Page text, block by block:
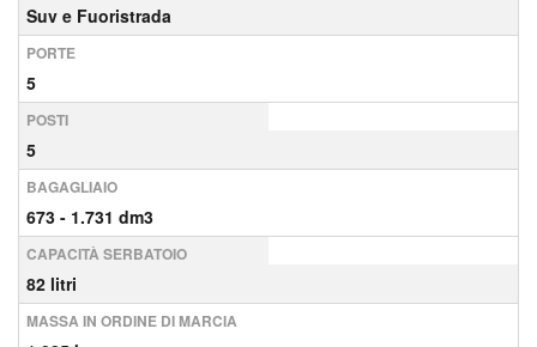
Suv e Fuoristrada
PORTE
5
POSTI
5
BAGAGLIAIO
673 - 1.731 dm3
CAPACITÀ SERBATOIO
82 litri
MASSA IN ORDINE DI MARCIA